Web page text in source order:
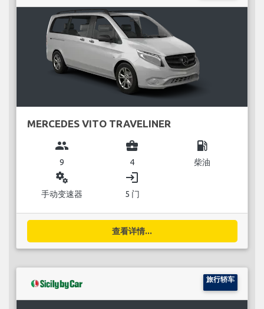
MERCEDES VITO TRAVELINER
group
9
business_center
4
local_gas_station
柴油
miscellaneous_services
手动变速器
login
5 门
查看详情...
旅行轿车